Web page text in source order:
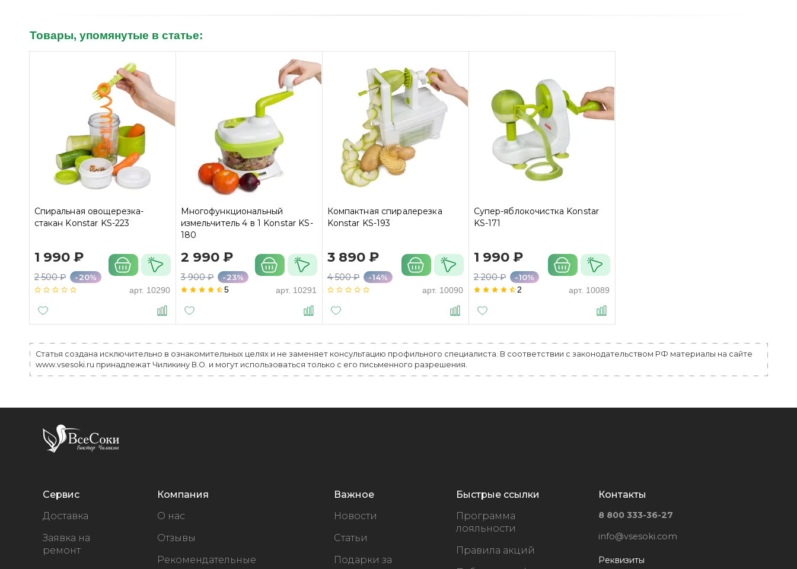
Товары, упомянутые в статье:
Спиральная овощерезка-
стакан Konstar KS-223
1 990 ₽
2 500 ₽
-20%
арт. 10290
Многофункциональный
измельчитель 4 в 1 Konstar KS-
180
2 990 ₽
3 900 ₽
-23%
5
арт. 10291
Компактная спиралерезка
Konstar KS-193
3 890 ₽
4 500 ₽
-14%
арт. 10090
Супер-яблокочистка Konstar
KS-171
1 990 ₽
2 200 ₽
-10%
2
арт. 10089
Статья создана исключительно в ознакомительных целях и не заменяет консультацию профильного специалиста. В соответствии с законодательством РФ материалы на сайте
www.vsesoki.ru принадлежат Чиликину В.О. и могут использоваться только с его письменного разрешения.
Сервис
Доставка
Заявка на
ремонт
Компания
О нас
Отзывы
Рекомендательные
Важное
Новости
Статьи
Подарки за
Быстрые ссылки
Программа
лояльности
Правила акций
Контакты
8 800 333-36-27
info@vsesoki.com
Реквизиты